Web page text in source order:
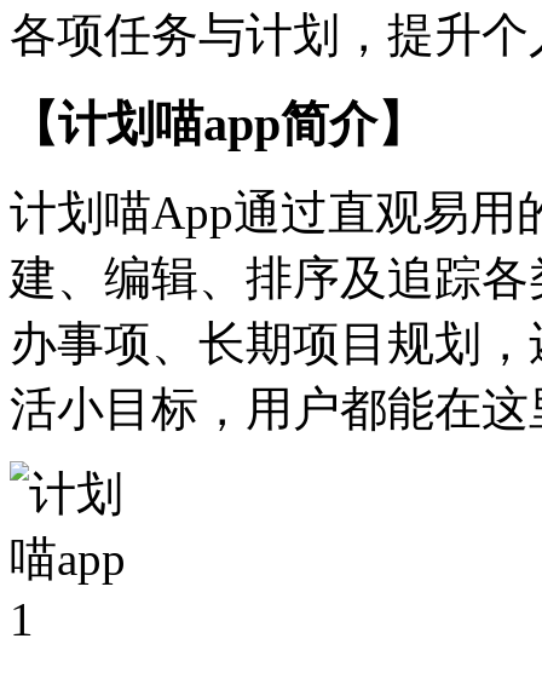
各项任务与计划，提升
【计划喵app简介】
计划喵App通过直观易用
建、编辑、排序及追踪
办事项、长期项目规划
活小目标，用户都能在